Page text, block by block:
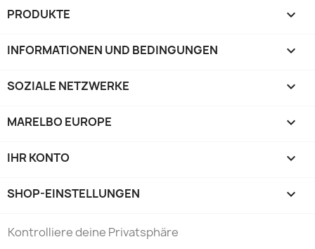
PRODUKTE 
INFORMATIONEN UND BEDINGUNGEN 
SOZIALE NETZWERKE 
MARELBO EUROPE 
IHR KONTO 
SHOP-EINSTELLUNGEN keyboard_arrow_down
Kontrolliere deine Privatsphäre